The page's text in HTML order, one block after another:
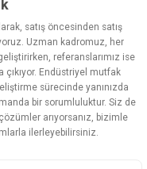
satış öncesinden satış
Uzman kadromuz, her
referanslarımız ise
çıkıyor. Endüstriyel mutfak
sürecinde yanınızda
bir sorumluluktur. Siz de
arıyorsanız, bizimle
ilerleyebilirsiniz.